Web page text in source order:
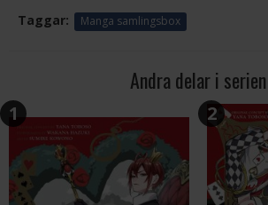
Taggar: Manga samlingsbox
Andra delar i serien
1 2